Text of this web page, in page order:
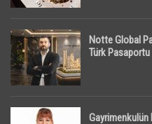
Notte Global
Türk Pasaportu
Gayrimenkulün